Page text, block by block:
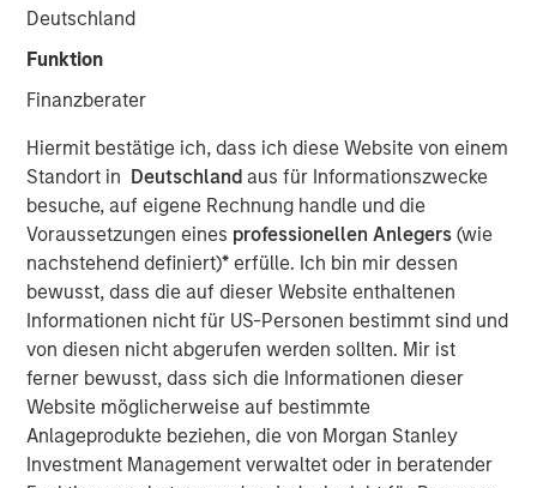
Deutschland
Funktion
Finanzberater
Hiermit bestätige ich, dass ich diese Website von einem
Standort in Deutschland aus für Informationszwecke
besuche, auf eigene Rechnung handle und die
Voraussetzungen eines professionellen Anlegers(wie
nachstehend definiert)* erfülle. Ich bin mir dessen
bewusst, dass die auf dieser Website enthaltenen
Informationen nicht für US-Personen bestimmt sind und
von diesen nicht abgerufen werden sollten. Mir ist
ferner bewusst, dass sich die Informationen dieser
Website möglicherweise auf bestimmte
Anlageprodukte beziehen, die von Morgan Stanley
Investment Management verwaltet oder in beratender
partnered with Brightview Senior Living (Brightview) to
communities from Harrison Street, one of the leading
investment management firms exclusively focused on
assets under management. The portfolio, which
Brightview originally developed, is comprised of 1,186
units across the Baltimore, Philadelphia, Providence and
Boston metropolitan areas. Brightview will continue to
operate the communities.
“We are pleased to acquire this high-quality portfolio of
senior housing communities that have demonstrated a
track record of strong operational performance,” said Will
Milam, Head of U.S. Investments at Morgan Stanley Real
Estate Investing. “Aging demographics, notably the
accelerating growth in the 70- to 85-year-old age group,